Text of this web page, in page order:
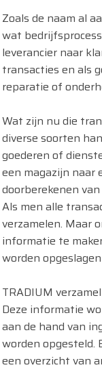
Zoals de naam al
wat
leverancier naar
transacties en als
reparatie of
Wat zijn nu die
diverse soorten
goederen of
een magazijn naar
doorberekenen
Als men alle
verzamelen. Maar
informatie te
worden
TRADIUM
Deze informatie
aan de hand van
worden opgesteld.
een overzicht van